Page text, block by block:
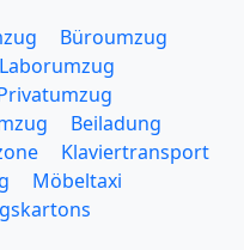
Büroumzug
Laborumzug
Beiladung
Klaviertransport
Möbeltaxi